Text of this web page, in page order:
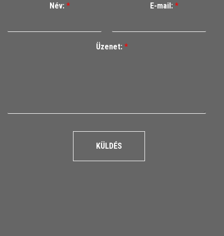
Név: * E-mail: *
Üzenet: *
KÜLDÉS